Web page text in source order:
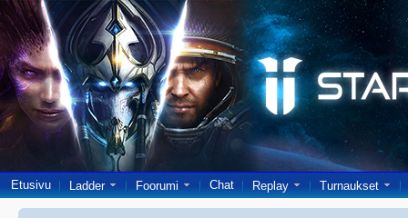
Etusivu Ladder Foorumi Chat Replay Turnaukset